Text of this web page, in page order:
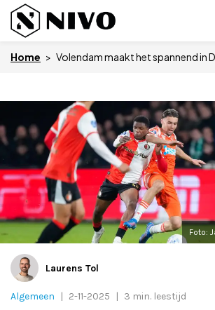
to
content
Nieuws
Drukkerij NIVO
Zakelijk
Overledenen
Overige
Vacatures
Home > Volendam maakt het spannend in
Foto:
Laurens Tol
Algemeen | 2-11-2025 | 3 min. leestijd